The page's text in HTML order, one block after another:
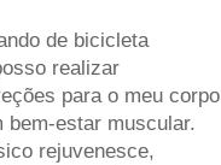
de bicicleta
realizar
para o meu corpo
bem-estar muscular.
rejuvenesce,